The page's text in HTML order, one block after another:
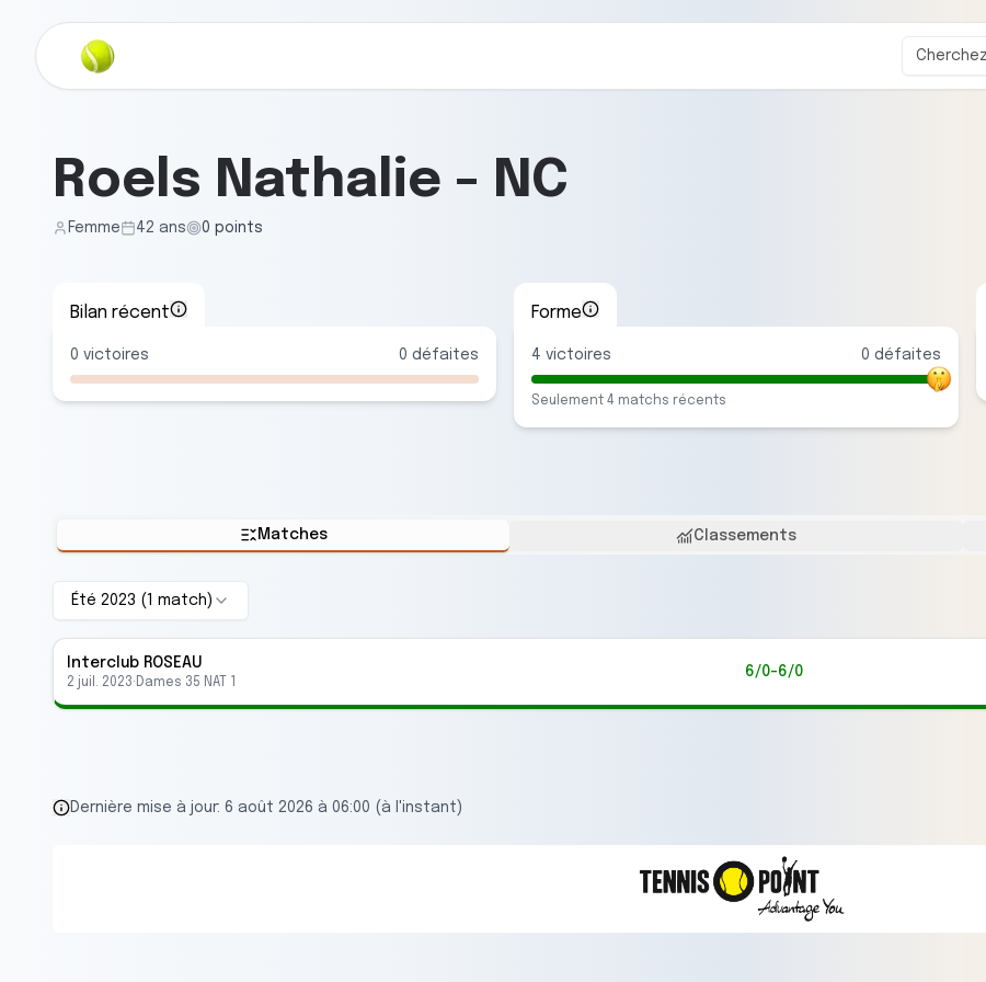
Roels Nathalie - NC
Femme 42 ans 0 points
Bilan récent
0 victoires 0 défaites
Forme
4 victoires 0 défaites
Seulement4 matchs récents
Matches Classements
Été 2023 ( match )
Interclub ROSEAU
2 juil. 2023· Dames 35 NAT 1
6/0-6/0
Dernière mise à jour: 6 août 2026 à 06:00 (à l'instant)